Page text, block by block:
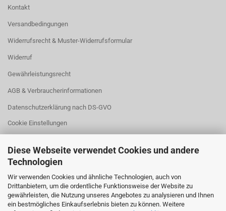
Diese Webseite verwendet Cookies und andere
Technologien
Wir verwenden Cookies und ähnliche Technologien, auch von
Drittanbietern, um die ordentliche Funktionsweise der Website zu
gewährleisten, die Nutzung unseres Angebotes zu analysieren und Ihnen
ein bestmögliches Einkaufserlebnis bieten zu können. Weitere
Kontakt
Versandbedingungen
Widerrufsrecht & Muster-Widerrufsformular
Widerruf
Gewährleistungsrecht
AGB & Verbraucherinformationen
Datenschutzerklärung nach DS-GVO
Cookie Einstellungen
WIDERRUFSBUTTON
Klicken Sie auf den Button,